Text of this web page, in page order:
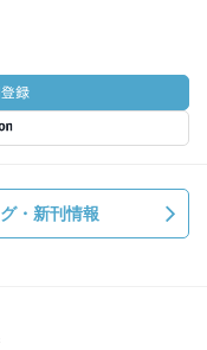
・新刊情報